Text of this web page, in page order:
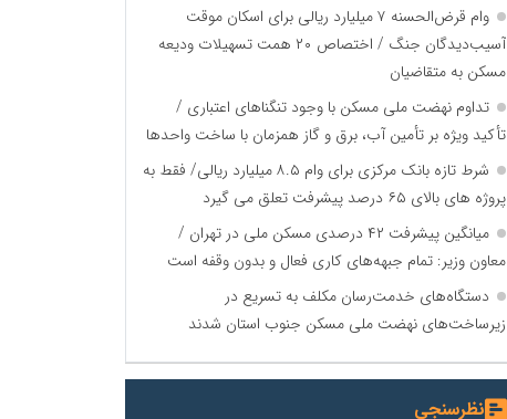
وام قرض‌الحسنه ۷ میلیارد ریالی برای اسکان موقت
آسیب‌دیدگان جنگ / اختصاص ۲۰ همت تسهیلات ودیعه
مسکن به متقاضیان
تداوم نهضت ملی مسکن با وجود تنگناهای اعتباری /
تأکید ویژه بر تأمین آب، برق و گاز همزمان با ساخت واحدها
شرط تازه بانک مرکزی برای وام ۸.۵ میلیارد ریالی/ فقط به
پروژه های بالای ۶۵ درصد پیشرفت تعلق می گیرد
میانگین پیشرفت ۴۲ درصدی مسکن ملی در تهران /
معاون وزیر: تمام جبهه‌های کاری فعال و بدون وقفه است
دستگاه‌های خدمت‌رسان مکلف به تسریع در
زیرساخت‌های نهضت ملی مسکن جنوب استان شدند
نظرسنجی